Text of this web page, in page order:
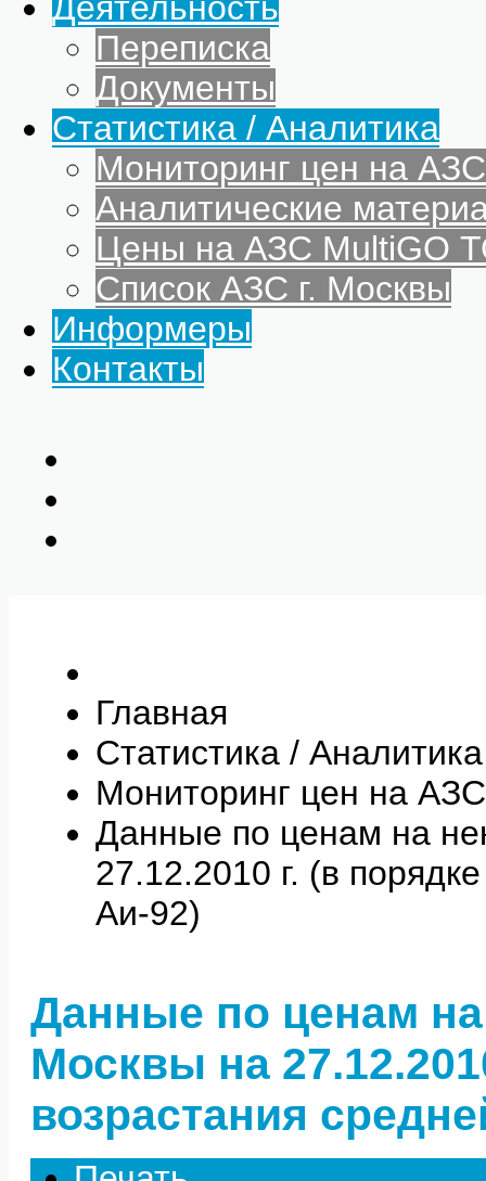
Деятельность
Переписка
Документы
Статистика / Аналитика
Мониторинг цен на
Аналитические
Цены на АЗС MultiGO
Список АЗС г. Москвы
Информеры
Контакты
Главная
Статистика / Аналитика
Мониторинг цен на
Данные по ценам на
27.12.2010 г. (в
Аи-92)
Данные по ценам
Москвы на
возрастания